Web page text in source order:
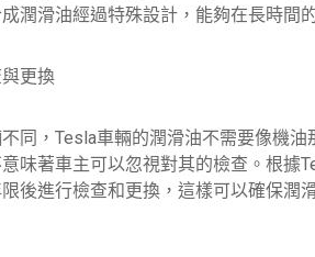
潤滑油經過特殊設計，能夠在長時間
更換
同，Tesla車輛的潤滑油不需要像機
味著車主可以忽視對其的檢查。根據
後進行檢查和更換，這樣可以確保潤